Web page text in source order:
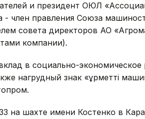
и президент ОЮЛ
- член правления Союза
совета директоров АО
компании).
в социально-
нагрудный знак «Құрметті
на шахте имени Костенко в